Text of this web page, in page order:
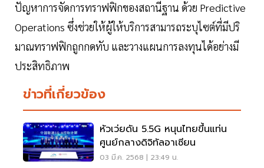
ปัญหาการจัดการทราฟฟิกของสถานีฐาน ด้วย Predictive
Operations ซึ่งช่วยให้ผู้ให้บริการสามารถระบุไซต์ที่มีปริ
มาณทราฟฟิกถูกกดทับ และวางแผนการลงทุนได้อย่างมี
ประสิทธิภาพ
ข่าวที่เกี่ยวข้อง
หัวเว่ยดัน 5.5G หนุนไทยขึ้นแท่น
ศูนย์กลางดิจิทัลอาเซียน
03 มี.ค. 2568 | 23:49 น.